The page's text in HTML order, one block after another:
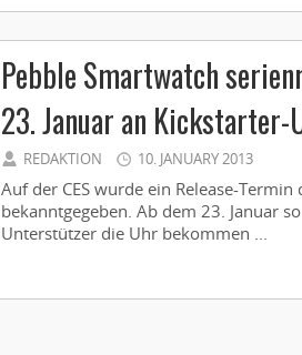
Pebble Smartwatch
23. Januar an
REDAKTION 10. JANUARY 2013
Auf der CES wurde ein Release-
bekanntgegeben. Ab dem 23. Januar
Unterstützer die Uhr bekommen ...